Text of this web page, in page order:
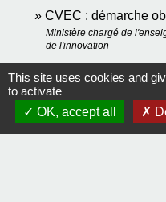
CVEC : démarche
Ministère chargé de
de l'innovation
open_in_new
Ministère chargé de
de l'innovation
CVEC : obtenir
This site uses cookies and
to activate
OK, accept all